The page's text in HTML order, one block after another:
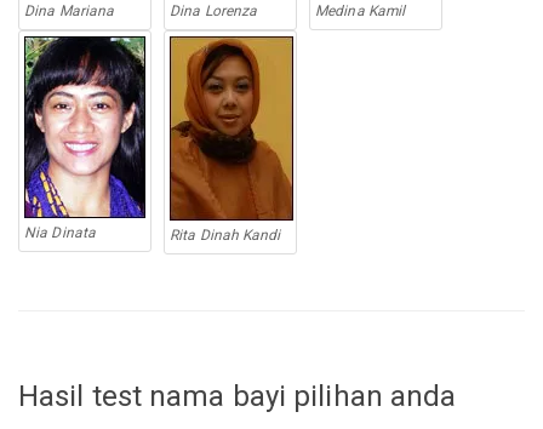
Dina Mariana Dina Lorenza Medina Kamil
Nia Dinata Rita Dinah Kandi
Hasil test nama bayi pilihan anda